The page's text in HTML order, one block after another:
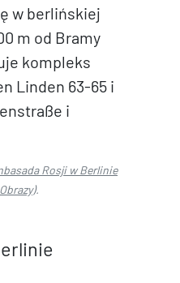
w berlińskiej
m od Bramy
kompleks
Linden 63-65 i
i
Rosji w Berlinie
Obrazy).